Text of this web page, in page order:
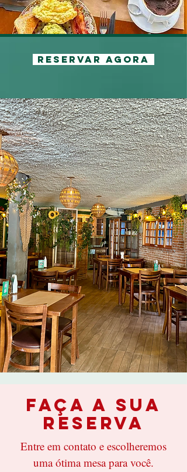
RESERVAR AGORA
FAÇA A SUA
RESERVA
Entre em contato e escolheremos
uma ótima mesa para você.